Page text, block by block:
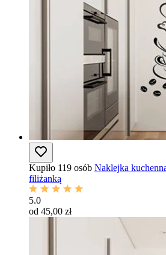
Kupiło 119 osób Naklejka
filiżanką
5.0
od 45,00 zł